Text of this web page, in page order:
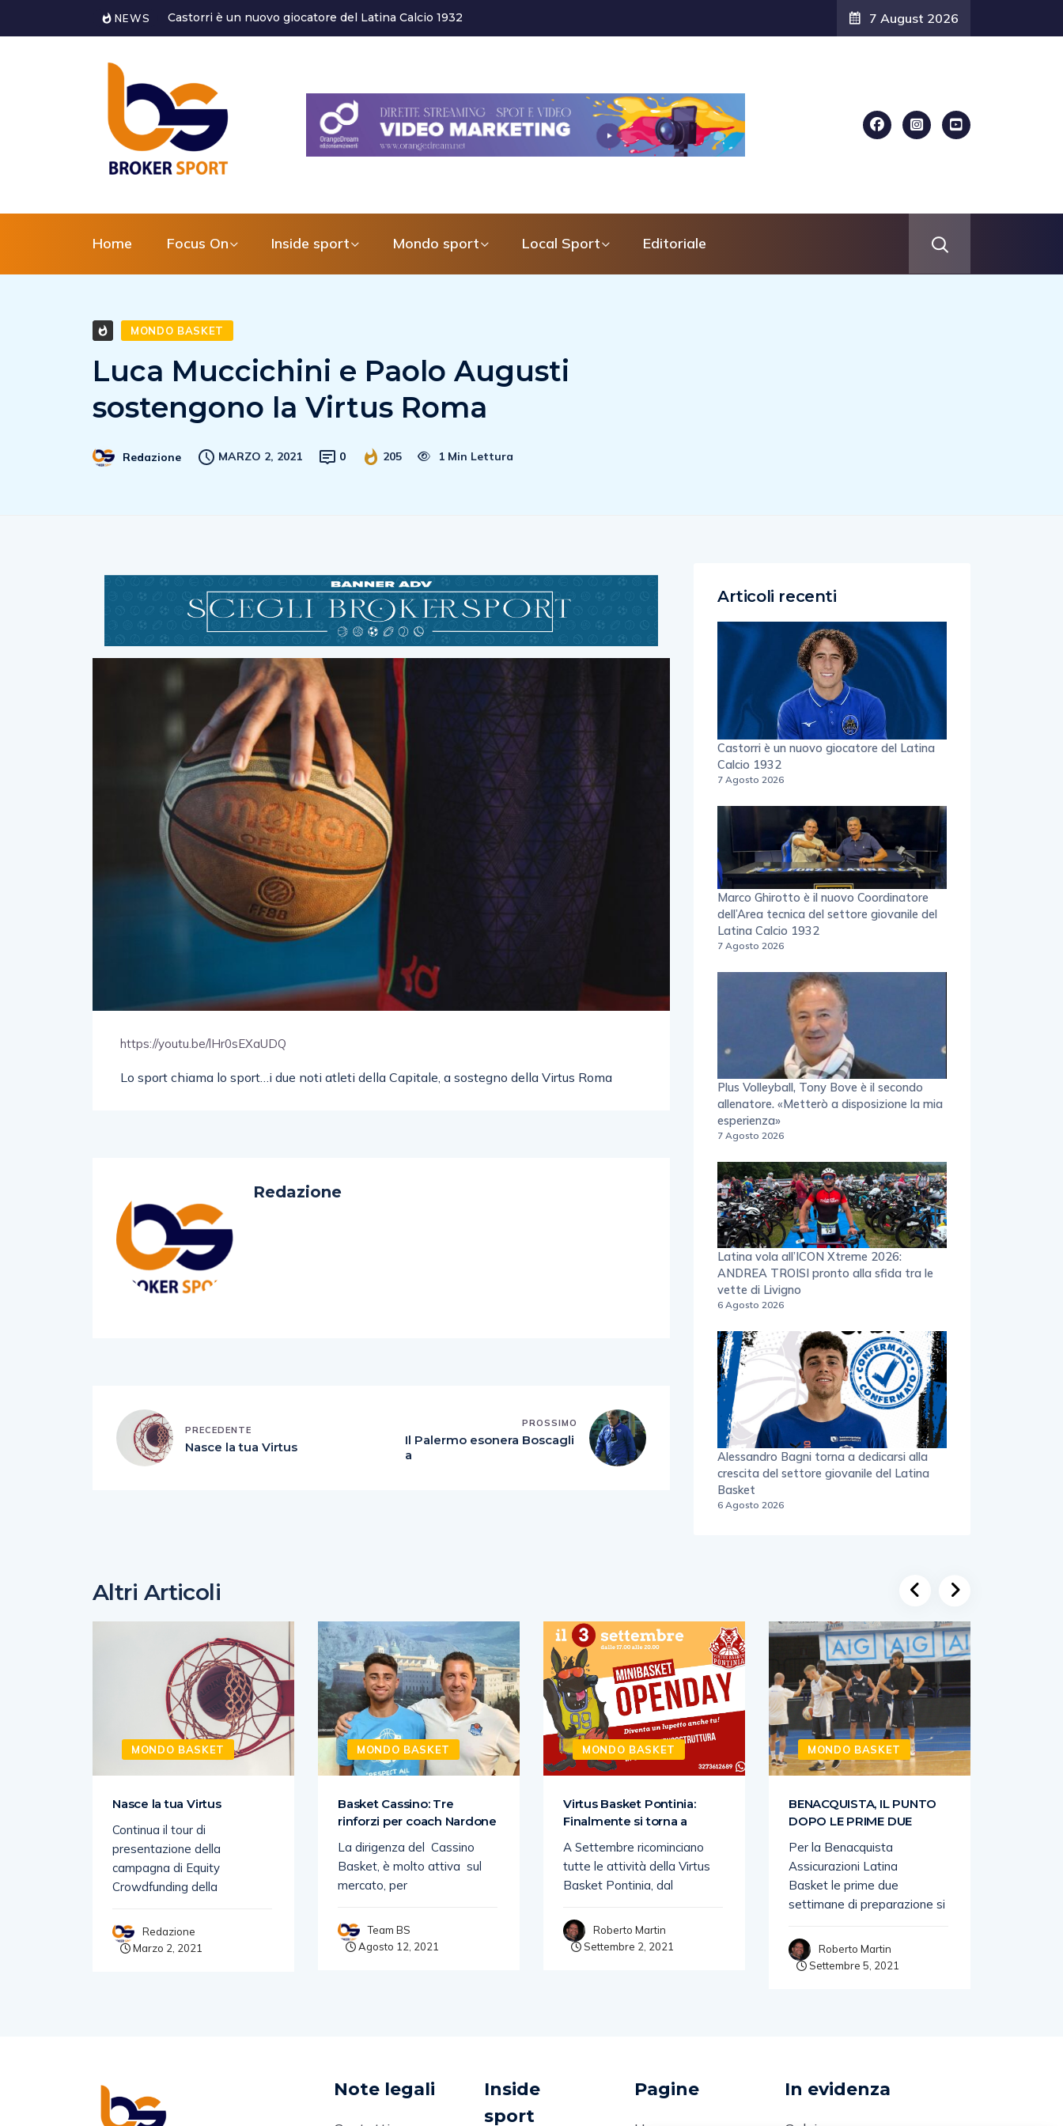
NEWS
un nuovo giocatore del Latina Calcio 1932 Marco Ghirotto è il nuovo Coordinatore dell’Area
tecnica del settore g...
7 August 2026
Home Focus On Inside sport Mondo sport Local Sport Editoriale
MONDO BASKET
Luca Muccichini e Paolo Augusti
sostengono la Virtus Roma
Redazione MARZO 2, 2021 0 205 1 Min Lettura
https://youtu.be/lHr0sEXaUDQ
Lo sport chiama lo sport…i due noti atleti della Capitale, a sostegno della Virtus Roma
Redazione
PRECEDENTE
Nasce la tua Virtus
PROSSIMO
Il Palermo esonera Boscagli
a
Articoli recenti
Castorri è un nuovo giocatore del Latina
Calcio 1932
7 Agosto 2026
Marco Ghirotto è il nuovo Coordinatore
dell’Area tecnica del settore giovanile del
Latina Calcio 1932
7 Agosto 2026
Plus Volleyball, Tony Bove è il secondo
allenatore. «Metterò a disposizione la mia
esperienza»
7 Agosto 2026
Latina vola all’ICON Xtreme 2026:
ANDREA TROISI pronto alla sfida tra le
vette di Livigno
6 Agosto 2026
Alessandro Bagni torna a dedicarsi alla
crescita del settore giovanile del Latina
Basket
6 Agosto 2026
Altri Articoli
MONDO BASKET
Nasce la tua Virtus
Continua il tour di
presentazione della
campagna di Equity
Crowdfunding della
Redazione
Marzo 2, 2021
MONDO BASKET
Basket Cassino: Tre
rinforzi per coach Nardone
La dirigenza del Cassino
Basket, è molto attiva sul
mercato, per
Team BS
Agosto 12, 2021
MONDO BASKET
Virtus Basket Pontinia:
Finalmente si torna a
A Settembre ricominciano
tutte le attività della Virtus
Basket Pontinia, dal
Roberto Martin
Settembre 2, 2021
MONDO BASKET
BENACQUISTA, IL PUNTO
DOPO LE PRIME DUE
Per la Benacquista
Assicurazioni Latina
Basket le prime due
settimane di preparazione si
Roberto Martin
Settembre 5, 2021
Note legali
Inside
sport
Pagine In evidenza